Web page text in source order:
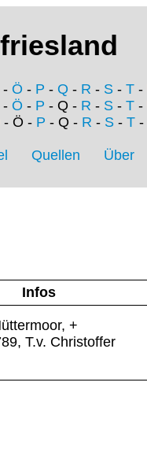
- Ö - P - Q - R - S - T -
- Ö - P - Q - R - S - T -
- Ö - P - Q - R - S- T-
Quellen Über
Infos
+
T.v. Christoffer